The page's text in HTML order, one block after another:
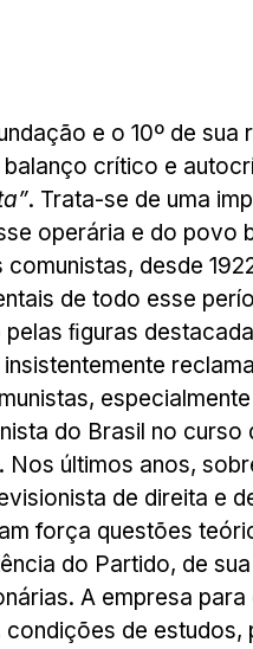
e o 10º de sua
crítico e
. Trata-se de uma
operária e do povo
desde
de todo esse
ﬁguras
do Brasil no curso
últimos anos,
de direita e
força questões
do Partido, de
A empresa para
de estudos,